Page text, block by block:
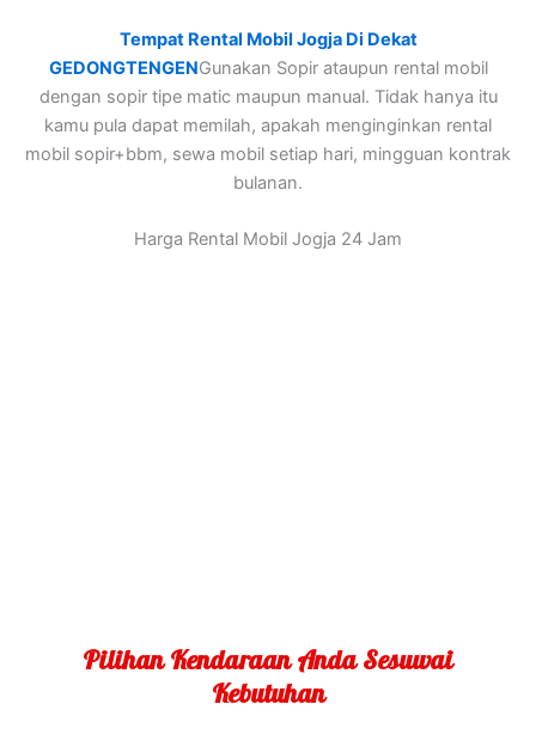
Tempat Rental Mobil Jogja Di Dekat
GEDONGTENGENGunakan Sopir ataupun rental mobil
dengan sopir tipe matic maupun manual. Tidak hanya itu
kamu pula dapat memilah, apakah menginginkan rental
mobil sopir+bbm, sewa mobil setiap hari, mingguan kontrak
bulanan.
Harga Rental Mobil Jogja 24 Jam
Pilihan Kendaraan Anda Sesuwai
Kebutuhan